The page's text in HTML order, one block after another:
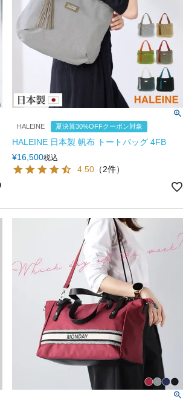
HALEINE 夏決算30%OFFクーポン対象
HALEINE 日本製 帆布 トートバッグ 4FB
¥16,500税込
4.50 （2件）